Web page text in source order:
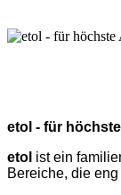
etol - für
etol ist ein
Bereiche, die